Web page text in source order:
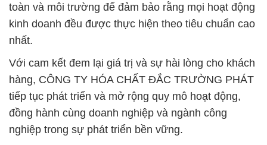
toàn và môi trường để đảm bảo rằng mọi hoạt động
kinh doanh đều được thực hiện theo tiêu chuẩn cao
nhất.
Với cam kết đem lại giá trị và sự hài lòng cho khách
hàng, CÔNG TY HÓA CHẤT ĐẮC TRƯỜNG PHÁT
tiếp tục phát triển và mở rộng quy mô hoạt động,
đồng hành cùng doanh nghiệp và ngành công
nghiệp trong sự phát triển bền vững.